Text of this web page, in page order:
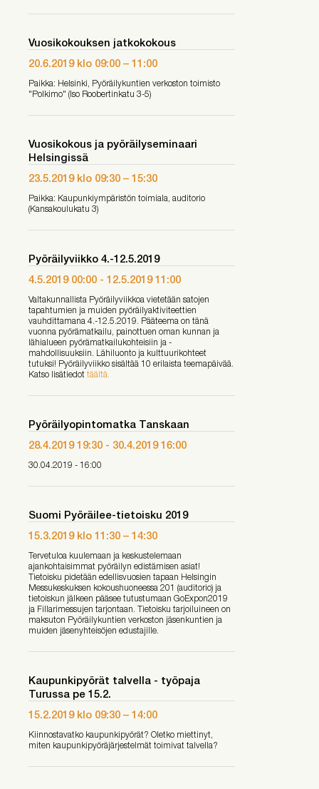
Vuosikokouksen jatkokokous
20.6.2019 klo 09:00 – 11:00
Paikka: Helsinki, Pyöräilykuntien verkoston toimisto
"Polkimo" (Iso Roobertinkatu 3-5)
Vuosikokous ja pyöräilyseminaari
Helsingissä
23.5.2019 klo 09:30 – 15:30
Paikka: Kaupunkiympäristön toimiala, auditorio
(Kansakoulukatu 3)
Pyöräilyviikko 4.-12.5.2019
4.5.2019 00:00 - 12.5.2019 11:00
Valtakunnallista Pyöräilyviikkoa vietetään satojen
tapahtumien ja muiden pyöräilyaktiviteettien
vauhdittamana 4.-12.5.2019. Pääteema on tänä
vuonna pyörämatkailu, painottuen oman kunnan ja
lähialueen pyörämatkailukohteisiin ja -
mahdollisuuksiin. Lähiluonto ja kulttuurikohteet
tutuksi! Pyöräilyviikko sisältää 10 erilaista teemapäivää.
Katso lisätiedot täältä.
Pyöräilyopintomatka Tanskaan
28.4.2019 19:30 - 30.4.2019 16:00
30.04.2019 - 16:00
Suomi Pyöräilee-tietoisku 2019
15.3.2019 klo 11:30 – 14:30
Tervetuloa kuulemaan ja keskustelemaan
ajankohtaisimmat pyöräilyn edistämisen asiat!
Tietoisku pidetään edellisvuosien tapaan Helsingin
Messukeskuksen kokoushuoneessa 201 (auditorio) ja
tietoiskun jälkeen pääsee tutustumaan GoExpon2019
ja Fillarimessujen tarjontaan. Tietoisku tarjoiluineen on
maksuton Pyöräilykuntien verkoston jäsenkuntien ja
muiden jäsenyhteisöjen edustajille.
Kaupunkipyörät talvella - työpaja
Turussa pe 15.2.
15.2.2019 klo 09:30 – 14:00
Kiinnostavatko kaupunkipyörät? Oletko miettinyt,
miten kaupunkipyöräjärjestelmät toimivat talvella?